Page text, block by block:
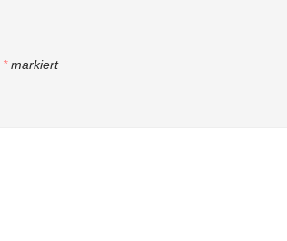
*markiert